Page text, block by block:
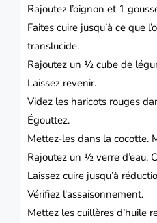
Rajoutez l’oignon et 1
Faites cuire jusqu’à ce que
translucide.
Rajoutez un ½ cube de
Laissez revenir.
Videz les haricots rouges
Égouttez.
Mettez-les dans la cocotte.
Rajoutez un ½ verre d’eau.
Laissez cuire jusqu’à
Vérifiez l'assaisonnement.
Mettez les cuillères d’huile